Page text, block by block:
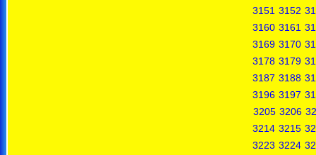
3151 3152
3160 3161
3169 3170
3178 3179
3187 3188
3196 3197
3205 3206
3214 3215
3223 3224